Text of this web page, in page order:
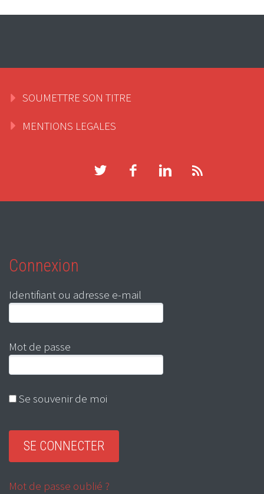
SOUMETTRE SON TITRE
MENTIONS LEGALES
Connexion
Identifiant ou adresse e-mail
Mot de passe
Se souvenir de moi
Mot de passe oublié ?